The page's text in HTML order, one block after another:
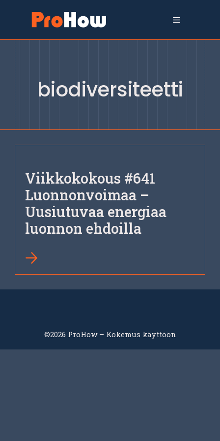
sisältöön
Valikko
biodiversiteetti
Viikkokokous #641
Luonnonvoimaa –
Uusiutuvaa energiaa
luonnon ehdoilla
©2026 ProHow – Kokemus käyttöön